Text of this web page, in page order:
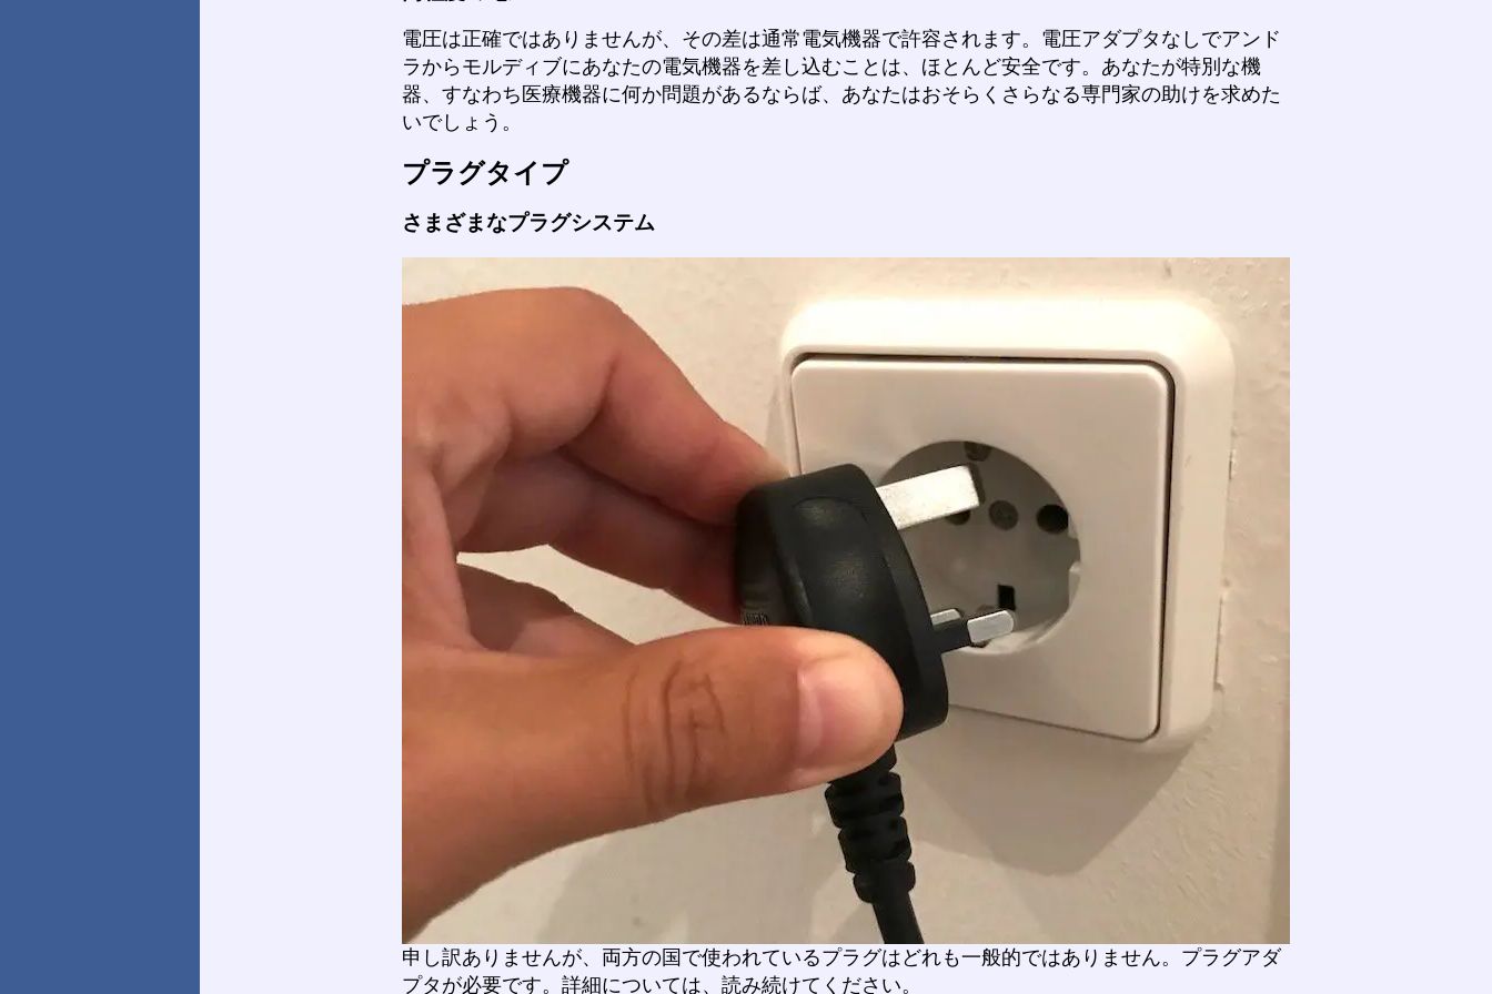
電圧は正確ではありませんが、その差は通常電気機器で許容されます。電圧アダプタなしでアンド
ラからモルディブにあなたの電気機器を差し込むことは、ほとんど安全です。あなたが特別な機
器、すなわち医療機器に何か問題があるならば、あなたはおそらくさらなる専門家の助けを求めた
いでしょう。
プラグタイプ
さまざまなプラグシステム
申し訳ありませんが、両方の国で使われているプラグはどれも一般的ではありません。プラグアダ
プタが必要です。詳細については、読み続けてください。